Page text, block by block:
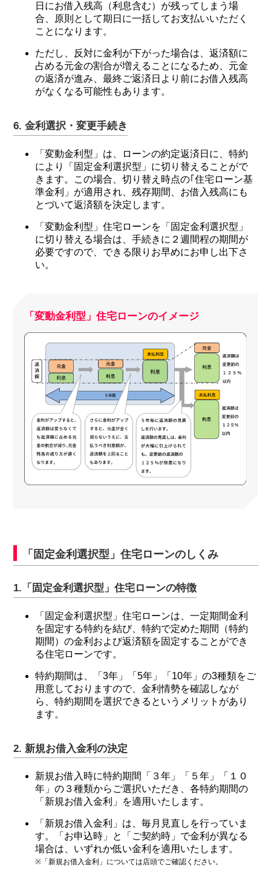
日にお借入残高（利息含む）が残ってしまう場
合、原則として期日に一括してお支払いいただく
ことになります。
ただし、反対に金利が下がった場合は、返済額に
占める元金の割合が増えることになるため、元金
の返済が進み、最終ご返済日より前にお借入残高
がなくなる可能性もあります。
6. 金利選択・変更手続き
「変動金利型」は、ローンの約定返済日に、特約
により「固定金利選択型」に切り替えることがで
きます。この場合、切り替え時点の｢住宅ローン基
準金利」が適用され、残存期間、お借入残高にも
とづいて返済額を決定します。
「変動金利型」住宅ローンを「固定金利選択型」
に切り替える場合は、手続きに２週間程の期間が
必要ですので、できる限りお早めにお申し出下さ
い。
「変動金利型」住宅ローンのイメージ
「固定金利選択型」住宅ローンのしくみ
1.「固定金利選択型」住宅ローンの特徴
「固定金利選択型」住宅ローンは、一定期間金利
を固定する特約を結び、特約で定めた期間（特約
期間）の金利および返済額を固定することができ
る住宅ローンです。
特約期間は、「3年」「5年」「10年」の3種類をご
用意しておりますので、金利情勢を確認しなが
ら、特約期間を選択できるというメリットがあり
ます。
2. 新規お借入金利の決定
新規お借入時に特約期間「３年」「５年」「１０
年」の３種類からご選択いただき、各特約期間の
「新規お借入金利」を適用いたします。
「新規お借入金利」は、毎月見直しを行っていま
す。「お申込時」と「ご契約時」で金利が異なる
場合は、いずれか低い金利を適用いたします。
※「新規お借入金利」については店頭でご確認ください。